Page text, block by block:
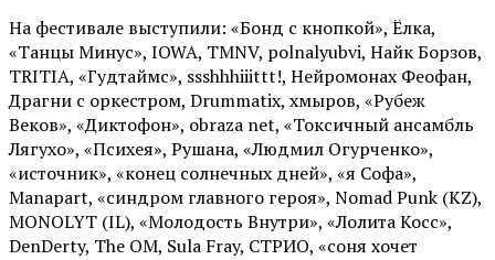
На фестивале выступили: «Бонд с кнопкой», Ёлка,
«Танцы Минус», IOWA, TMNV, polnalyubvi, Найк Борзов,
TRITIA, «Гудтаймс», ssshhhiiittt!, Нейромонах Феофан,
Драгни с оркестром, Drummatix, хмыров, «Рубеж
Веков», «Диктофон», obraza net, «Токсичный ансамбль
Лягухо», «Психея», Рушана, «Людмил Огурченко»,
«источник», «конец солнечных дней», «я Софа»,
Manapart, «синдром главного героя», Nomad Punk (KZ),
MONOLYT (IL), «Молодость Внутри», «Лолита Косс»,
DenDerty, The OM, Sula Fray, СТРИО, «соня хочет